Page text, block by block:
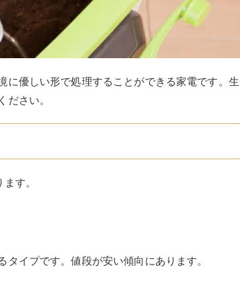
に優しい形で処理することができる家電です。生
さい。
す。
イプです。値段が安い傾向にあります。